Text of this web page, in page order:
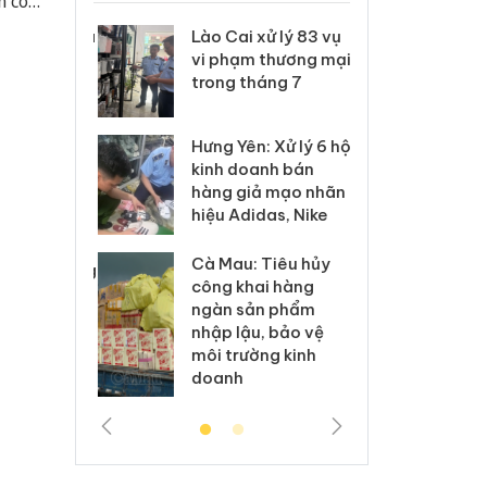
Lào Cai xử lý 83 vụ
vi phạm thương mại
trong tháng 7
Hưng Yên: Xử lý 6 hộ
kinh doanh bán
hàng giả mạo nhãn
hiệu Adidas, Nike
Cà Mau: Tiêu hủy
công khai hàng
ngàn sản phẩm
nhập lậu, bảo vệ
môi trường kinh
doanh